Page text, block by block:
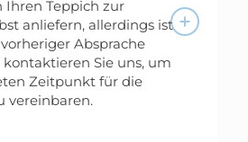
Ihren Teppich zur
anliefern, allerdings ist
Absprache
Sie uns, um
Zeitpunkt für die
vereinbaren.